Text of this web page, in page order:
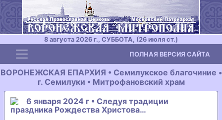
8 августа 2026 г., СУББОТА, (26 июля ст.)
Toggle navigation ПОЛНАЯ ВЕРСИЯ САЙТА
ВОРОНЕЖСКАЯ ЕПАРХИЯ • Семилукское благочиние •
г. Семилуки • Митрофановский храм
6 января 2024 г • Следуя традиции
праздника Рождества Христова…